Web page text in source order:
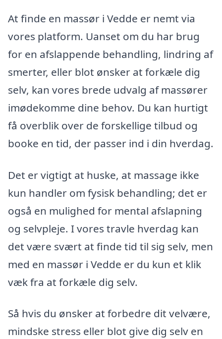
At finde en massør i Vedde er nemt via
vores platform. Uanset om du har brug
for en afslappende behandling, lindring af
smerter, eller blot ønsker at forkæle dig
selv, kan vores brede udvalg af massører
imødekomme dine behov. Du kan hurtigt
få overblik over de forskellige tilbud og
booke en tid, der passer ind i din hverdag.
Det er vigtigt at huske, at massage ikke
kun handler om fysisk behandling; det er
også en mulighed for mental afslapning
og selvpleje. I vores travle hverdag kan
det være svært at finde tid til sig selv, men
med en massør i Vedde er du kun et klik
væk fra at forkæle dig selv.
Så hvis du ønsker at forbedre dit velvære,
mindske stress eller blot give dig selv en